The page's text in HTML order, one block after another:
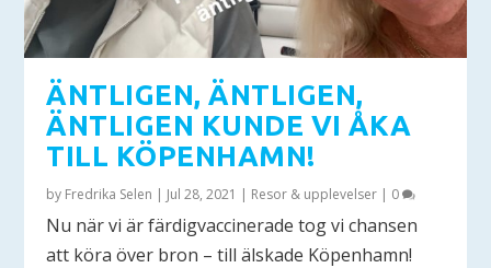
ÄNTLIGEN, ÄNTLIGEN,
ÄNTLIGEN KUNDE VI ÅKA
TILL KÖPENHAMN!
by Fredrika Selen | Jul 28, 2021 | Resor & upplevelser | 0
Nu när vi är färdigvaccinerade tog vi chansen
att köra över bron – till älskade Köpenhamn!